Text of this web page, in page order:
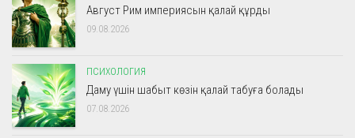
Август Рим империясын қалай құрды
09.08.2026
ПСИХОЛОГИЯ
Даму үшін шабыт көзін қалай табуға болады
07.08.2026